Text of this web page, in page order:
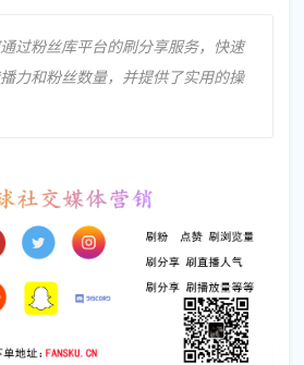
过粉丝库平台的刷分享服务，快速
力和粉丝数量，并提供了实用的操